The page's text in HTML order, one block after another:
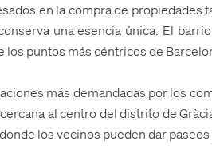
en la compra de propiedades
una esencia única. El
puntos más céntricos de
más demandadas por los
al centro del distrito de
los vecinos pueden dar paseos